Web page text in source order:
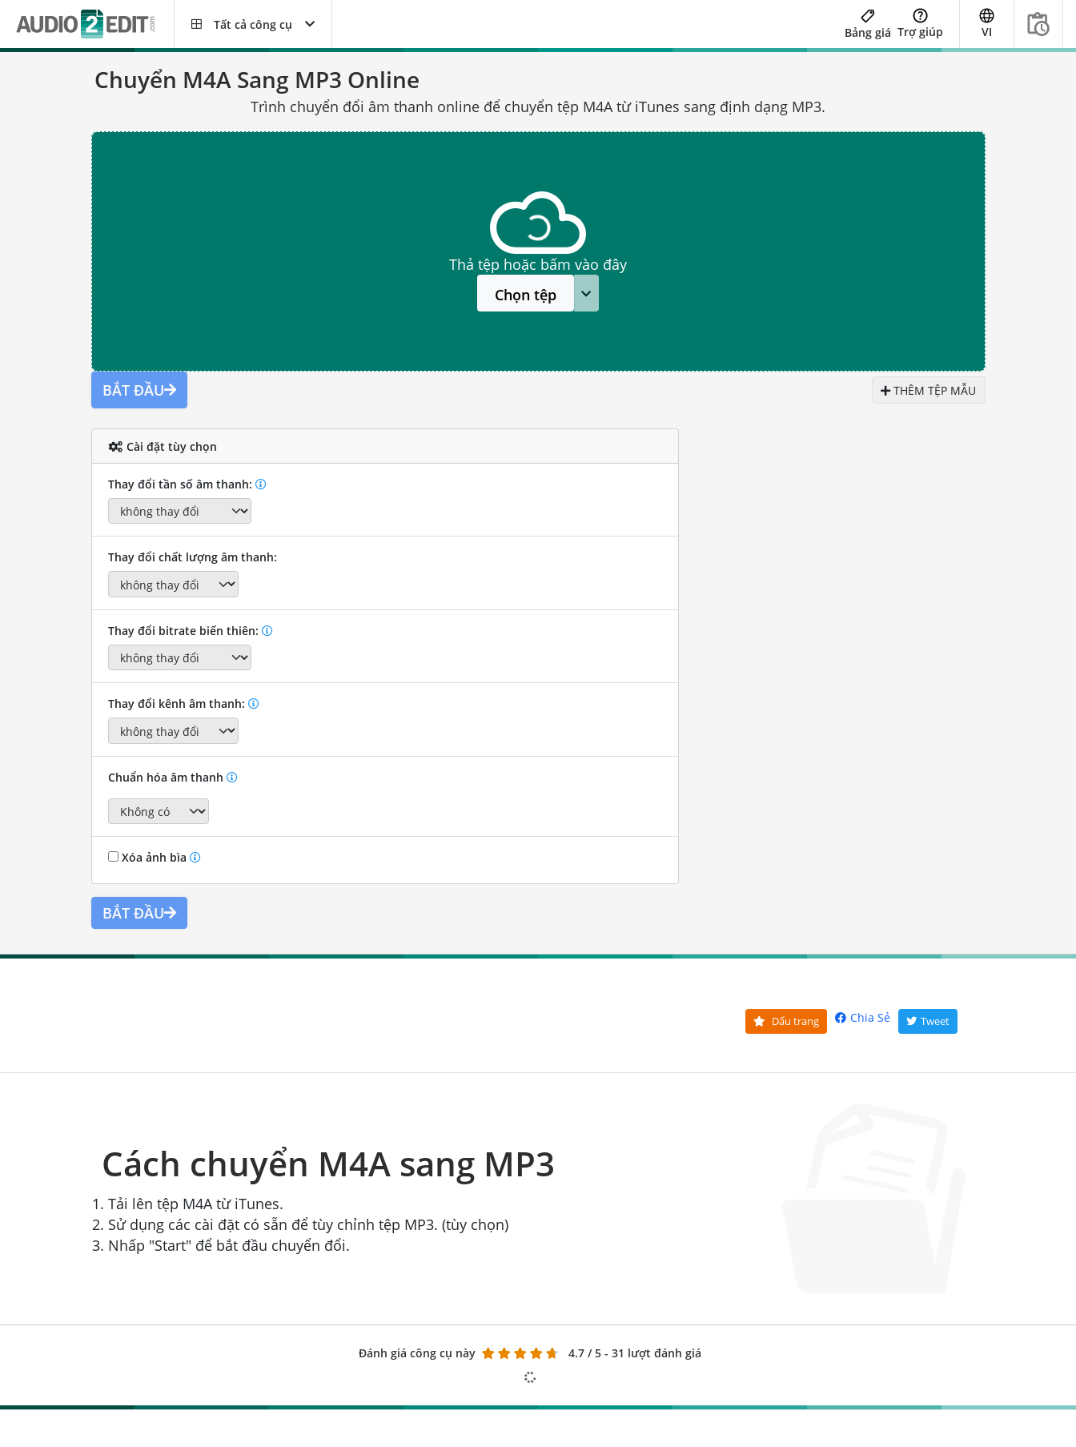
Tất cả công cụ
Bảng giá Trợ giúp VI
Chuyển M4A Sang MP3 Online
Trình chuyển đổi âm thanh online để chuyển tệp M4A từ iTunes sang định dạng MP3.
Thả tệp hoặc bấm vào đây
Chọn tệp
BẮT ĐẦU THÊM TỆP MẪU
Cài đặt tùy chọn
Thay đổi tần số âm thanh:
Thay đổi chất lượng âm thanh:
Thay đổi bitrate biến thiên:
Thay đổi kênh âm thanh:
Chuẩn hóa âm thanh
Xóa ảnh bìa
BẮT ĐẦU
Dấu trang Chia Sẻ Tweet
Cách chuyển M4A sang MP3
Tải lên tệp M4A từ iTunes.
Sử dụng các cài đặt có sẵn để tùy chỉnh tệp MP3. (tùy chọn)
Nhấp "Start" để bắt đầu chuyển đổi.
Đánh giá công cụ này 4.7 / 5 - 31 lượt đánh giá